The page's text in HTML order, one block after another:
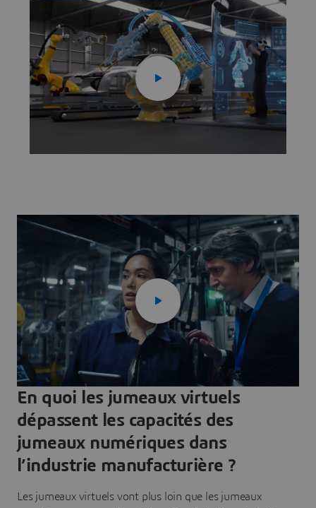
En quoi les jumeaux virtuels
dépassent les capacités des
jumeaux numériques dans
l’industrie manufacturière ?
Les jumeaux virtuels vont plus loin que les jumeaux